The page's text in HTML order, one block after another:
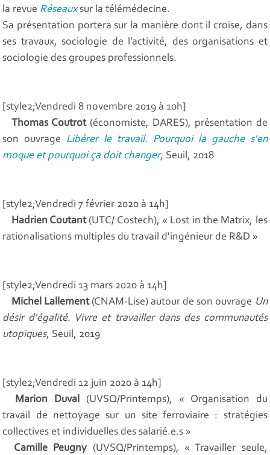
la revue Réseauxsur la télémédecine.
Sa présentation portera sur la manière dont il croise, dans
ses travaux, sociologie de l’activité, des organisations et
sociologie des groupes professionnels.
[style2;Vendredi 8 novembre 2019 à 10h]
Thomas Coutrot(économiste, DARES), présentation de
son ouvrage Libérer le travail. Pourquoi la gauche s'en
moque et pourquoi ça doit changer, Seuil, 2018
[style2;Vendredi 7 février 2020 à 14h]
Hadrien Coutant(UTC/ Costech), « Lost in the Matrix, les
rationalisations multiples du travail d'ingénieur de R&D »
[style2;Vendredi 13 mars 2020 à 14h]
Michel Lallement(CNAM-Lise) autour de son ouvrage Un
désir d'égalité. Vivre et travailler dans des communautés
utopiques, Seuil, 2019
[style2;Vendredi 12 juin 2020 à 14h]
Marion Duval (UVSQ/Printemps), « Organisation du
travail de nettoyage sur un site ferroviaire : stratégies
collectives et individuelles des salarié.e.s »
Camille Peugny (UVSQ/Printemps), « Travailler seule,